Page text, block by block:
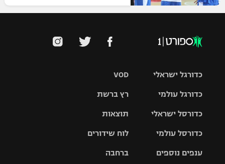
VOD
רץ ברשת
תוצאות
לוח שידורים
ברחבה
כדורגל ישראלי
גביע הטוטו
כדורגל עולמי
האלופות
ליגה
כדורסל ישראלי
סל
כדורסל עולמי
ענפים נוספים